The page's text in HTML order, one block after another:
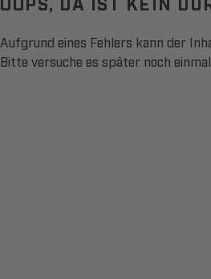
Aufgrund eines Fehlers kann der
Bitte versuche es später noch einmal.